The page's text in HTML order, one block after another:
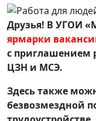
Друзья! В УГОИ
ярмарки
с приглашением
ЦЗН и МСЭ.
Здесь также
безвозмездной